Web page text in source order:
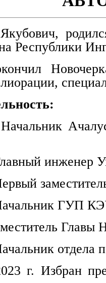
Республики
ГУП
Главы
г. Избран